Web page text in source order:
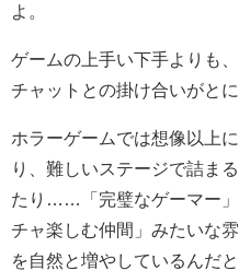
よ。
ゲームの上手い下手よりも、
チャットとの掛け合いがと
ホラーゲームでは想像以上
り、難しいステージで詰ま
たり……「完璧なゲーマー」
チャ楽しむ仲間」みたいな
を自然と増やしているんだと